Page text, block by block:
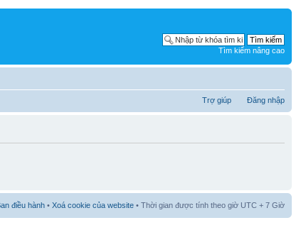
Tìm kiếm nâng cao
Trợ giúp Đăng nhập
điều hành • Xoá cookie của website • Thời gian được tính theo giờ UTC + 7 Giờ